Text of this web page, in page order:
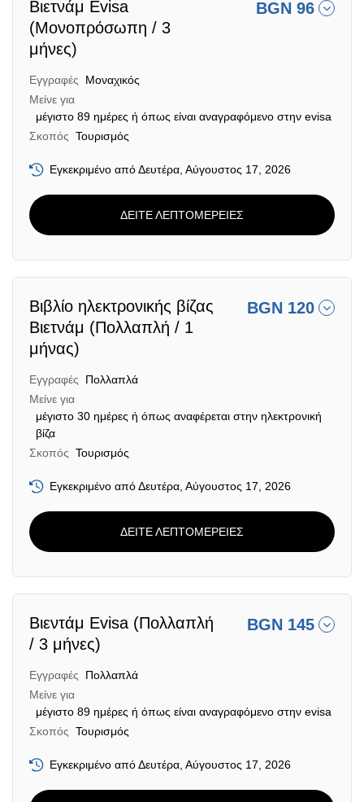
Βιετνάμ Evisa
(Μονοπρόσωπη / 3
μήνες)
BGN 96
Εγγραφές
Μοναχικός
Μείνε για
μέγιστο 89 ημέρες ή όπως είναι αναγραφόμενο στην evisa
Σκοπός Τουρισμός
Εγκεκριμένο από Δευτέρα, Αύγουστος 17, 2026
ΔΕΙΤΕ ΛΕΠΤΟΜΕΡΕΙΕΣ
Βιβλίο ηλεκτρονικής βίζας
Βιετνάμ (Πολλαπλή / 1
μήνας)
BGN 120
Εγγραφές
Πολλαπλά
Μείνε για
μέγιστο 30 ημέρες ή όπως αναφέρεται στην ηλεκτρονική
βίζα
Σκοπός Τουρισμός
Εγκεκριμένο από Δευτέρα, Αύγουστος 17, 2026
ΔΕΙΤΕ ΛΕΠΤΟΜΕΡΕΙΕΣ
Βιεντάμ Evisa (Πολλαπλή
/ 3 μήνες)
BGN 145
Εγγραφές
Πολλαπλά
Μείνε για
μέγιστο 89 ημέρες ή όπως είναι αναγραφόμενο στην evisa
Σκοπός Τουρισμός
Εγκεκριμένο από Δευτέρα, Αύγουστος 17, 2026